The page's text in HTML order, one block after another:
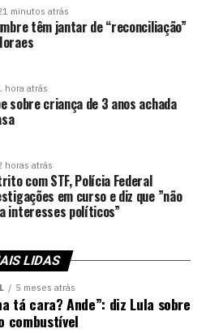
minutos atrás
têm jantar de “reconciliação”
hora atrás
sobre criança de 3 anos achada
horas atrás
com STF, Polícia Federal
em curso e diz que ”não
interesses políticos”
LIDAS
5 meses atrás
tá cara? Ande”: diz Lula sobre
combustível